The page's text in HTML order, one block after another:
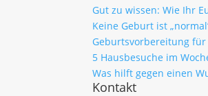
Gut zu wissen: Wie Ihr
Keine Geburt ist
Geburtsvorbereitung
5 Hausbesuche im
Was hilft gegen einen
Kontakt